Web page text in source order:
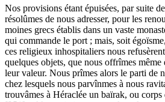
Nos provisions étant épuisées, par suite
résolûmes de nous adresser, pour les
moines grecs établis dans un vaste
qui commande le port ; mais, soit
ces religieux inhospitaliers nous
quelques objets, que nous offrîmes même
leur valeur. Nous prîmes alors le parti de
chez lesquels nous parvînmes à nous
trouvâmes à Héraclée un baïrak, ou